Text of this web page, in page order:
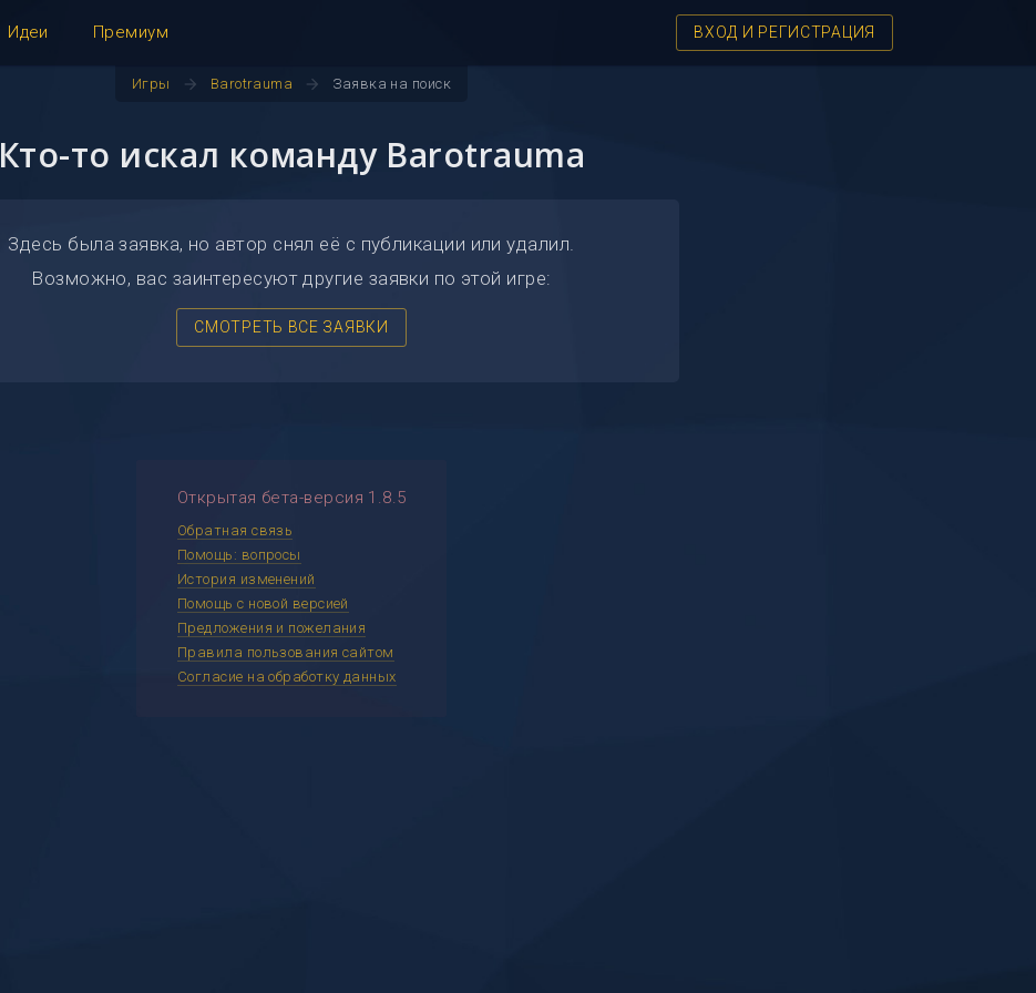
Идеи Премиум ВХОД И РЕГИСТРАЦИЯ
Игры arrow_forward Barotrauma arrow_forward Заявка на поиск
Кто-то искал команду Barotrauma
Здесь была заявка, но автор снял её с публикации или удалил.
Возможно, вас заинтересуют другие заявки по этой игре:
СМОТРЕТЬ ВСЕ ЗАЯВКИ
Открытая бета-версия 1.8.5
Обратная связь
Помощь: вопросы
История изменений
Помощь с новой версией
Предложения и пожелания
Правила пользования сайтом
Согласие на обработку данных